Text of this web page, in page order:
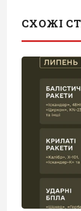
СХОЖІ